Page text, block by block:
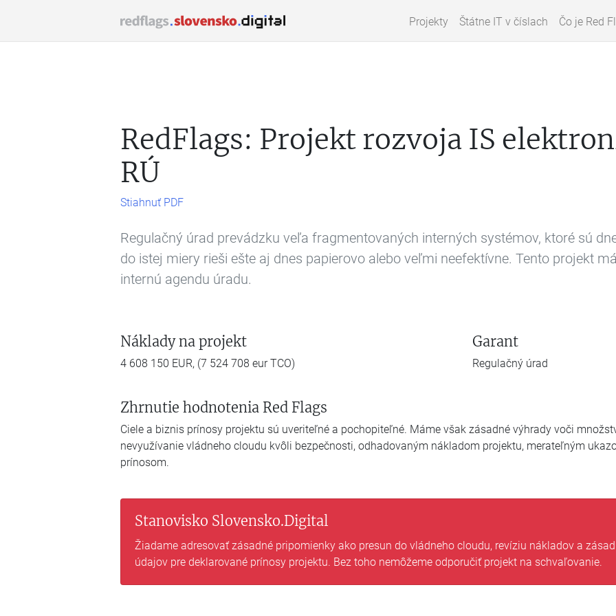
Projekty Štátne IT v číslach Čo je Red
RedFlags: Projekt rozvoja IS
RÚ
Stiahnuť PDF
Regulačný úrad prevádzku veľa fragmentovaných interných systémov, ktoré sú
do istej miery rieši ešte aj dnes papierovo alebo veľmi neefektívne. Tento projekt
internú agendu úradu.
Náklady na projekt
4 608 150 EUR, (7 524 708 eur TCO)
Garant
Regulačný úrad
Zhrnutie hodnotenia Red Flags
Ciele a biznis prínosy projektu sú uveriteľné a pochopiteľné. Máme však zásadné výhrady voči
nevyužívanie vládneho cloudu kvôli bezpečnosti, odhadovaným nákladom projektu, merateľným
prínosom.
Stanovisko Slovensko.Digital
Žiadame adresovať zásadné pripomienky ako presun do vládneho cloudu, revíziu nákladov a
údajov pre deklarované prínosy projektu. Bez toho nemôžeme odporučiť projekt na schvaľovanie.